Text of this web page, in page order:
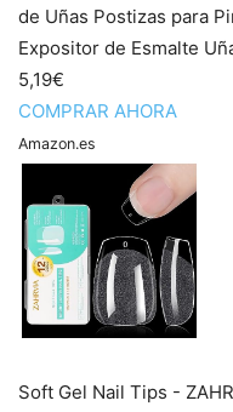
de Uñas Postizas para
Expositor de Esmalte
5,19€
COMPRAR AHORA
Amazon.es
Soft Gel Nail Tips -